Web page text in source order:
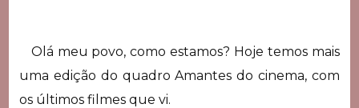
Olá meu povo, como estamos? Hoje temos mais
uma edição do quadro Amantes do cinema, com
os últimos filmes que vi.